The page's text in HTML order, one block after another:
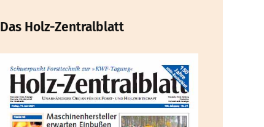
Das Holz-Zentralblatt